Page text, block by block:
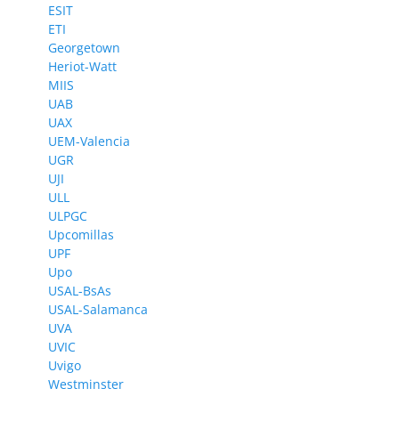
ESIT
ETI
Georgetown
Heriot-Watt
MIIS
UAB
UAX
UEM-Valencia
UGR
UJI
ULL
ULPGC
Upcomillas
UPF
Upo
USAL-BsAs
USAL-Salamanca
UVA
UVIC
Uvigo
Westminster